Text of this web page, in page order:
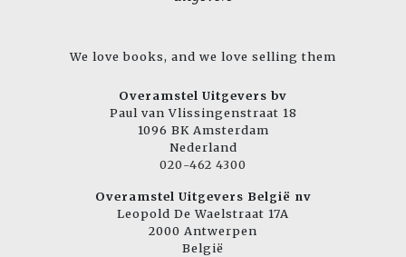
We love books, and we love selling them
Overamstel Uitgevers bv
Paul van Vlissingenstraat 18
1096 BK Amsterdam
Nederland
020-462 4300
Overamstel Uitgevers België nv
Leopold De Waelstraat 17A
2000 Antwerpen
België